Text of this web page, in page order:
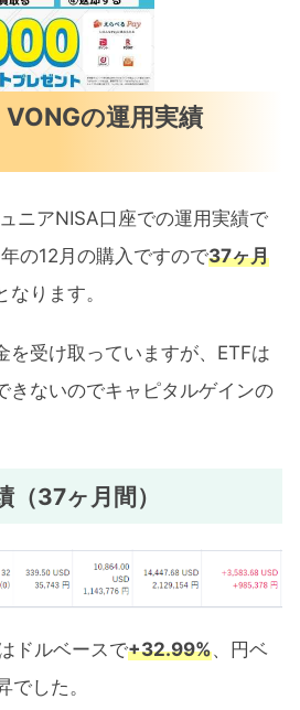
の運用実績
ニアNISA口座での運用実績で
の12月の購入ですので37ヶ月
ります。
を受け取っていますが、ETFは
きないのでキャピタルゲインの
（37ヶ月間）
ドルベースで+32.99%、円ベ
でした。